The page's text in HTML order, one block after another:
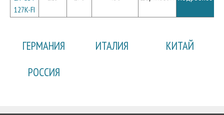
127K-FI
ГЕРМАНИЯ ИТАЛИЯ
КИТАЙ
РОССИЯ